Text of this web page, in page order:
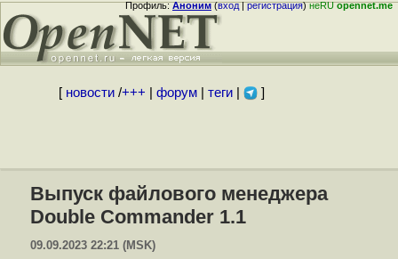
Профиль:Аноним(вход|регистрация)неRUopennet.me
[ новости/+++ форум| теги| ]
Выпуск файлового менеджера
Double Commander 1.1
09.09.2023 22:21 (MSK)